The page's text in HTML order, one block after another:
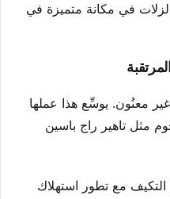
في مكانة متميزة في
ستشارك الممثلة في عرض OTT غير معنُون. يوسِّع هذا عملها
مثل تاهير راج باسين
مع تطور استهلاك